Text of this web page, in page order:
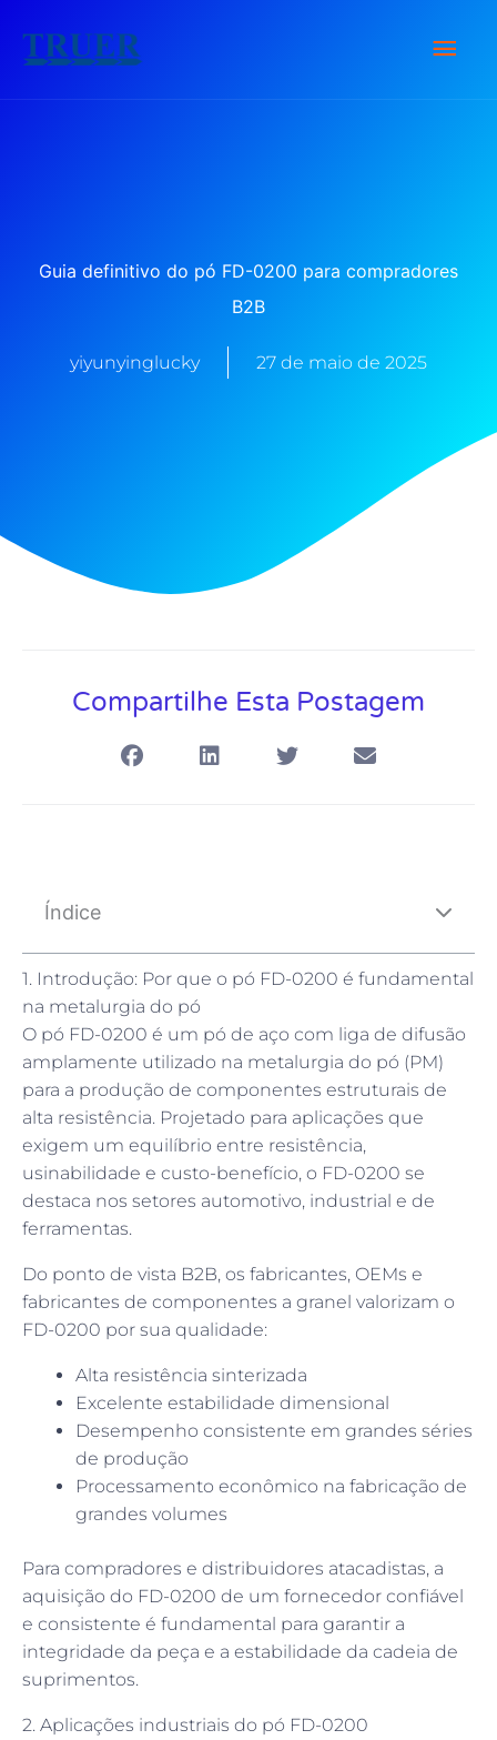
para
Guia definitivo do pó FD-0200 para compradores
B2B
yiyunyinglucky 27 de maio de 2025
Compartilhe Esta Postagem
Índice
1. Introdução: Por que o pó FD-0200 é fundamental
na metalurgia do pó
O pó FD-0200 é um pó de aço com liga de difusão
amplamente utilizado na metalurgia do pó (PM)
para a produção de componentes estruturais de
alta resistência. Projetado para aplicações que
exigem um equilíbrio entre resistência,
usinabilidade e custo-benefício, o FD-0200 se
destaca nos setores automotivo, industrial e de
ferramentas.
Do ponto de vista B2B, os fabricantes, OEMs e
fabricantes de componentes a granel valorizam o
FD-0200 por sua qualidade:
Alta resistência sinterizada
Excelente estabilidade dimensional
Desempenho consistente em grandes séries
de produção
Processamento econômico na fabricação de
grandes volumes
Para compradores e distribuidores atacadistas, a
aquisição do FD-0200 de um fornecedor confiável
e consistente é fundamental para garantir a
integridade da peça e a estabilidade da cadeia de
suprimentos.
2. Aplicações industriais do pó FD-0200